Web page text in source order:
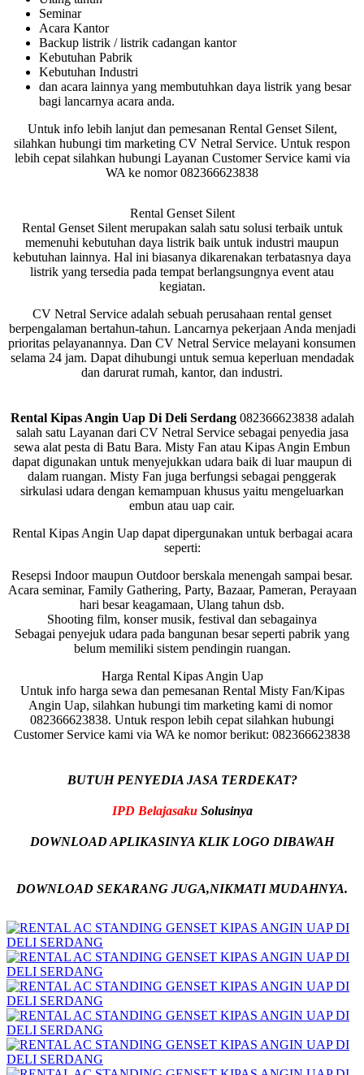
Seminar
Acara Kantor
Backup listrik / listrik cadangan kantor
Kebutuhan Pabrik
Kebutuhan Industri
dan acara lainnya yang membutuhkan daya listrik yang besar
bagi lancarnya acara anda.
Untuk info lebih lanjut dan pemesanan Rental Genset Silent,
silahkan hubungi tim marketing CV Netral Service. Untuk respon
lebih cepat silahkan hubungi Layanan Customer Service kami via
WA ke nomor 082366623838
Rental Genset Silent
Rental Genset Silent merupakan salah satu solusi terbaik untuk
memenuhi kebutuhan daya listrik baik untuk industri maupun
kebutuhan lainnya. Hal ini biasanya dikarenakan terbatasnya daya
listrik yang tersedia pada tempat berlangsungnya event atau
kegiatan.
CV Netral Service adalah sebuah perusahaan rental genset
berpengalaman bertahun-tahun. Lancarnya pekerjaan Anda menjadi
prioritas pelayanannya. Dan CV Netral Service melayani konsumen
selama 24 jam. Dapat dihubungi untuk semua keperluan mendadak
dan darurat rumah, kantor, dan industri.
Rental Kipas Angin Uap Di Deli Serdang 082366623838 adalah
salah satu Layanan dari CV Netral Service sebagai penyedia jasa
sewa alat pesta di Batu Bara. Misty Fan atau Kipas Angin Embun
dapat digunakan untuk menyejukkan udara baik di luar maupun di
dalam ruangan. Misty Fan juga berfungsi sebagai penggerak
sirkulasi udara dengan kemampuan khusus yaitu mengeluarkan
embun atau uap cair.
Rental Kipas Angin Uap dapat dipergunakan untuk berbagai acara
seperti:
Resepsi Indoor maupun Outdoor berskala menengah sampai besar.
Acara seminar, Family Gathering, Party, Bazaar, Pameran, Perayaan
hari besar keagamaan, Ulang tahun dsb.
Shooting film, konser musik, festival dan sebagainya
Sebagai penyejuk udara pada bangunan besar seperti pabrik yang
belum memiliki sistem pendingin ruangan.
Harga Rental Kipas Angin Uap
Untuk info harga sewa dan pemesanan Rental Misty Fan/Kipas
Angin Uap, silahkan hubungi tim marketing kami di nomor
082366623838. Untuk respon lebih cepat silahkan hubungi
Customer Service kami via WA ke nomor berikut: 082366623838
BUTUH PENYEDIA JASA TERDEKAT?
IPD BelajasakuSolusinya
DOWNLOAD APLIKASINYA KLIK LOGO DIBAWAH
DOWNLOAD SEKARANG JUGA,NIKMATI MUDAHNYA.